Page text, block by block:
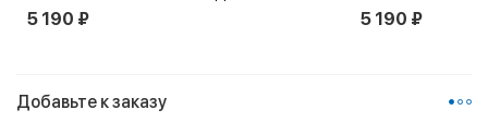
5 190 ₽
5 190 ₽
Добавьте к заказу